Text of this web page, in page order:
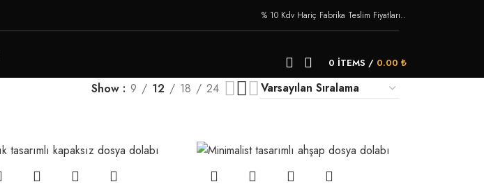
% 10 Kdv Hariç Fabrika Teslim Fiyatları..
0 ITEMS / 0.00 ₺
Show 9 12 18 24